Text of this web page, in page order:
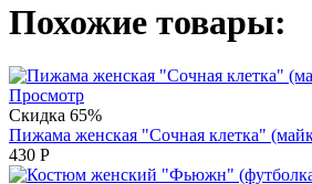
Похожие товары:
Просмотр
Скидка 65%
Пижама женская "Сочная клетка"
430 Р